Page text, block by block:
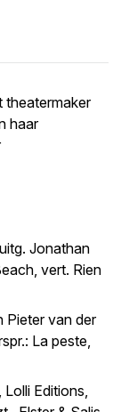
theatermaker
haar
Jonathan
, vert. Rien
Pieter van der
La peste,
Editions,